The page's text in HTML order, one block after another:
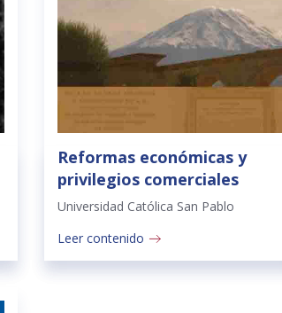
Reformas económicas y
privilegios comerciales
Universidad Católica San Pablo
Leer contenido